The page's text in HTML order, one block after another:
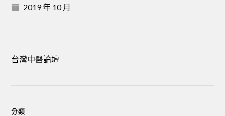
2019 年 10 月
台灣中醫論壇
分類